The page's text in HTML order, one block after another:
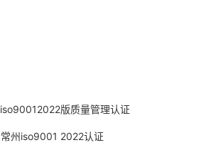
iso90012022版质量管理认证
常州iso9001 2022认证